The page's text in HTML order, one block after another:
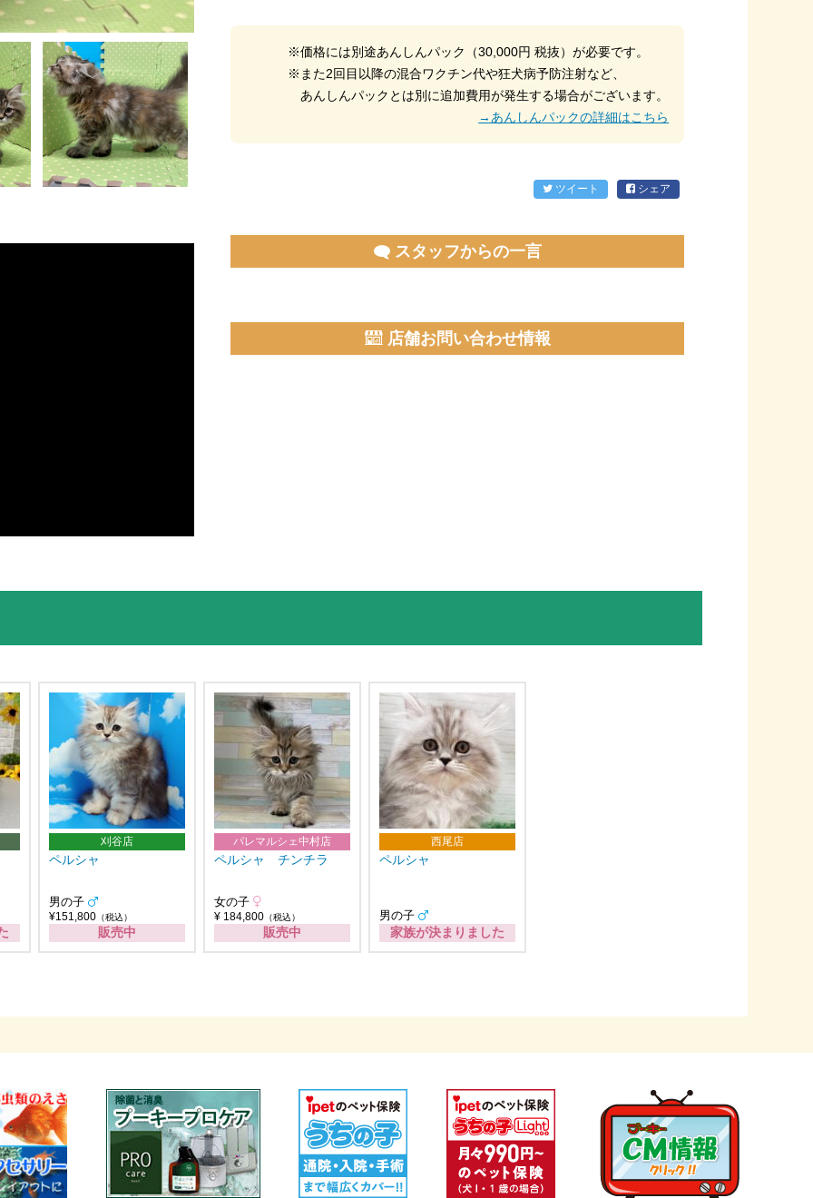
※価格には別途あんしんパック（30,000円 税抜）が必要です。
※また2回目以降の混合ワクチン代や狂犬病予防注射など、
あんしんパックとは別に追加費用が発生する場合がございます。
→あんしんパックの詳細はこちら
ツイート シェア
スタッフからの一言
店舗お問い合わせ情報
刈谷店
ペルシャ
男の子
¥151,800 （税込）
販売中
パレマルシェ中村店
ペルシャ チンチラ
女の子
¥ 184,800 （税込）
販売中
西尾店
ペルシャ
男の子
家族が決まりました